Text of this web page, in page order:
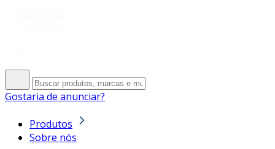
Gostaria de anunciar?
Produtos
Sobre nós